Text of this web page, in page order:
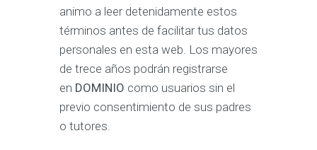
animo a leer detenidamente estos
términos antes de facilitar tus datos
personales en esta web. Los mayores
de trece años podrán registrarse
en DOMINIO como usuarios sin el
previo consentimiento de sus padres
o tutores.